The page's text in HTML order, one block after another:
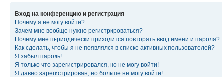
Вход на конференцию и регистрация
Почему я не могу войти?
Зачем мне вообще нужно регистрироваться?
Почему мне периодически приходится повторять ввод имени и пароля?
Как сделать, чтобы я не появлялся в списке активных пользователей?
Я забыл пароль!
Я только что зарегистрировался, но не могу войти!
Я давно зарегистрирован, но больше не могу войти!